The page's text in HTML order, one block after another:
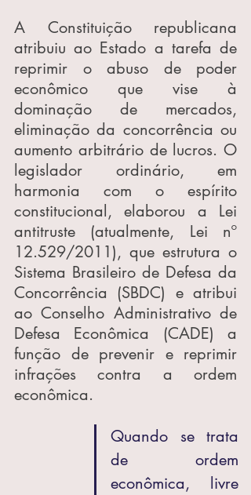
A Constituição republicana
atribuiu ao Estado a tarefa de
reprimir o abuso de poder
econômico que vise à
dominação de mercados,
eliminação da concorrência ou
aumento arbitrário de lucros. O
legislador ordinário, em
harmonia com o espírito
constitucional, elaborou a Lei
antitruste (atualmente, Lei nº
12.529/2011), que estrutura o
Sistema Brasileiro de Defesa da
Concorrência (SBDC) e atribui
ao Conselho Administrativo de
Defesa Econômica (CADE) a
função de prevenir e reprimir
infrações contra a ordem
econômica.
Quando se trata
de ordem
econômica, livre